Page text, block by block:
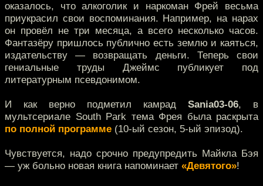
оказалось, что алкоголик и наркоман Фрей весьма
приукрасил свои воспоминания. Например, на нарах
он провёл не три месяца, а всего несколько часов.
Фантазёру пришлось публично есть землю и каяться,
издательству — возвращать деньги. Теперь свои
гениальные труды Джеймс публикует под
литературным псевдонимом.
И как верно подметил камрад Sania03-06, в
мультсериале South Park тема Фрея была раскрыта
по полной программе (10-ый сезон, 5-ый эпизод).
Чувствуется, надо срочно предупредить Майкла Бэя
— уж больно новая книга напоминает «Девятого»!